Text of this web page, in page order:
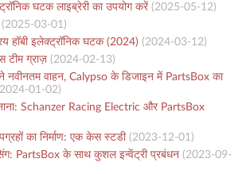
घटक लाइब्रेरी का उपयोग करें(2025-05-12)
2025-03-01 )
हॉबी इलेक्ट्रॉनिक घटक (2024) (2024-03-12)
टीम ग्राज़(2024-02-13)
नवीनतम वाहन, Calypso के डिजाइन में PartsBox का
2024-01-02)
Schanzer Racing Electric और PartsBox
का निर्माण: एक केस स्टडी(2023-12-01 )
PartsBox के साथ कुशल इन्वेंट्री प्रबंधन(2023-09-